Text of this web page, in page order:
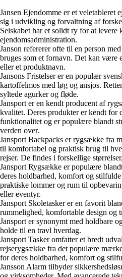
Jansen Ejendomme er et veletableret
sig i udvikling og forvaltning af
Selskabet har et solidt ry for at
ejendomsadministration.
Janson refererer ofte til en person
bruges som et fornavn. Det kan være
eller et produktnavn.
Jansons Fristelser er en populær
kartoffelmos med løg og ansjos.
syltede agurker og fløde.
Jansport er en kendt producent af
kvalitet. Deres produkter er kendt for
funktionalitet og er populære blandt
verden over.
Jansport Backpacks er rygsække fra
til komfortabel og praktisk brug til
rejser. De findes i forskellige
Jansport Rygsække er populære
deres holdbarhed, komfort og
praktiske lommer og rum til
eller eventyr.
Jansport Skoletasker er en favorit
rummelighed, komfortable design og
Jansport er synonymt med holdbare
holde til en travl hverdag.
Jansport Tasker omfatter et bredt
rejserygsække fra det populære
for deres holdbarhed, komfort og
Jansson Alarm tilbyder